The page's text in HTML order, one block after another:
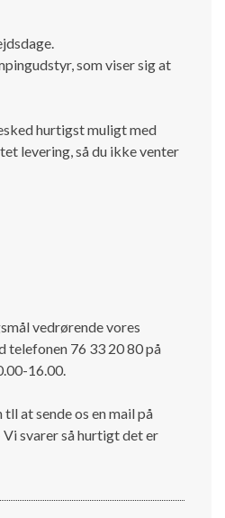
som viser sig at
hurtigst muligt med
levering, så du ikke venter
vedrørende vores
telefonen 76 33 20 80 på
16.00.
at sende os en mail på
svarer så hurtigt det er